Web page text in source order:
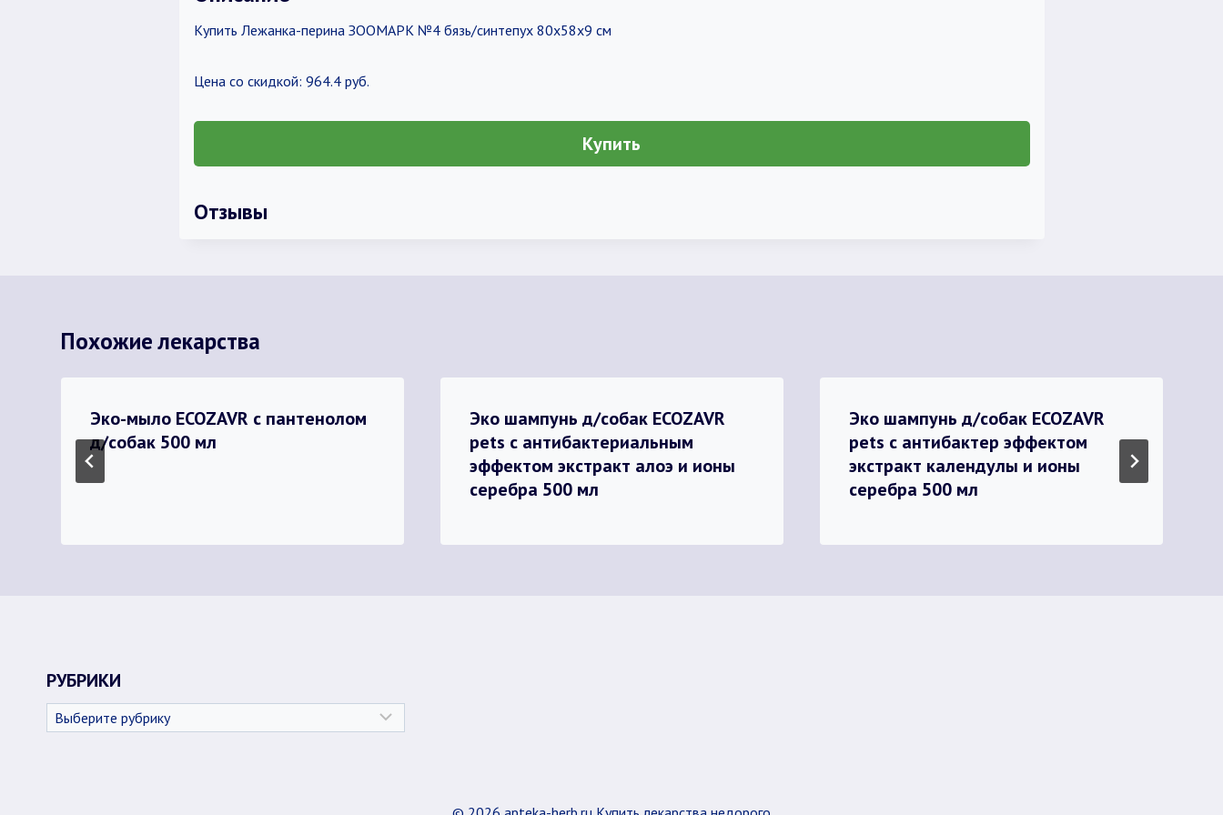
Купить Лежанка-перина ЗООМАРК №4 бязь/синтепух 80х58х9 см
Цена со скидкой: 964.4 руб.
Купить
Отзывы
Похожие лекарства
Эко-мыло ECOZAVR с пантенолом
д/собак 500 мл
Эко шампунь д/собак ECOZAVR
pets с антибактериальным
эффектом экстракт алоэ и ионы
серебра 500 мл
Эко шампунь д/собак ECOZAVR
pets с антибактер эффектом
экстракт календулы и ионы
серебра 500 мл
РУБРИКИ
Рубрики